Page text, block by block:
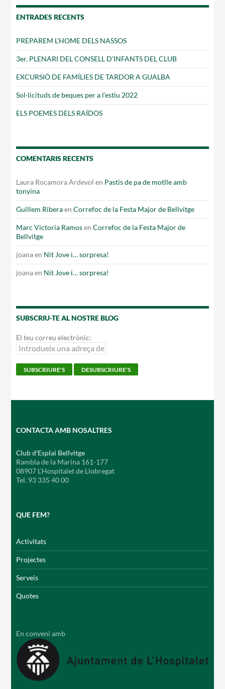
ENTRADES RECENTS
PREPAREM L’HOME DELS NASSOS
3er. PLENARI DEL CONSELL D’INFANTS DEL CLUB
EXCURSIÓ DE FAMÍLIES DE TARDOR A GUALBA
Sol·licituds de beques per a l’estiu 2022
ELS POEMES DELS RAÏDOS
COMENTARIS RECENTS
Laura Rocamora Ardevol en Pastís de pa de motlle amb
tonyina
Guillem RiberaenCorrefoc de la Festa Major de Bellvitge
Marc Victoria RamosenCorrefoc de la Festa Major de
Bellvitge
joanaen Nit Jove i… sorpresa!
joanaen Nit Jove i… sorpresa!
SUBSCRIU-TE AL NOSTRE BLOG
El teu correu electrònic:
CONTACTA AMB NOSALTRES
Club d'Esplai Bellvitge
Rambla de la Marina 161-177
08907 L'Hospitalet de Llobregat
Tel. 93 335 40 00
QUE FEM?
Activitats
Projectes
Serveis
Quotes
En conveni amb
COL·LABORA
Fes un donatiu
Treballa amb nosaltres